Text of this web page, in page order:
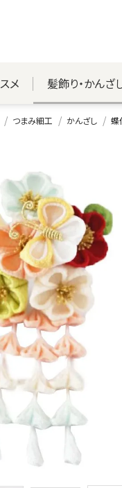
メ 髪飾り・かんざ
つまみ細工 かんざし 蝶